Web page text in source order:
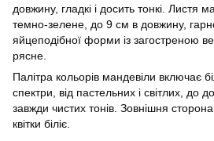
довжину, гладкі і досить тонкі. Листя
темно-зелене, до 9 см в довжину,
яйцеподібної форми із загостреною
рясне.
Палітра кольорів мандевіли включає
спектри, від пастельних і світлих, до
завжди чистих тонів. Зовнішня
квітки біліє.